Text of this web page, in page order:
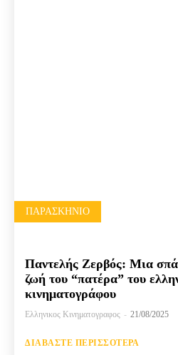
ΠΑΡΑΣΚΉΝΙΟ
Παντελής Ζερβός: Μια
ζωή του “πατέρα” του
κινηματογράφου
Ελληνικος Κινηματογραφος - 21/08/2025
ΔΙΑΒΆΣΤΕ ΠΕΡΙΣΣΌΤΕΡΑ